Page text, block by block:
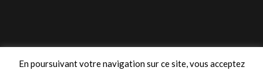
En poursuivant votre navigation sur ce site, vous acceptez